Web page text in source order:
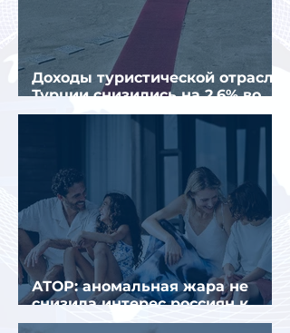
Доходы туристической отрасли
Турции снизились на 2,6% во
втором квартале 2026 года
АТОР: аномальная жара не
снизила интерес россиян к
летнему отдыху в Европе